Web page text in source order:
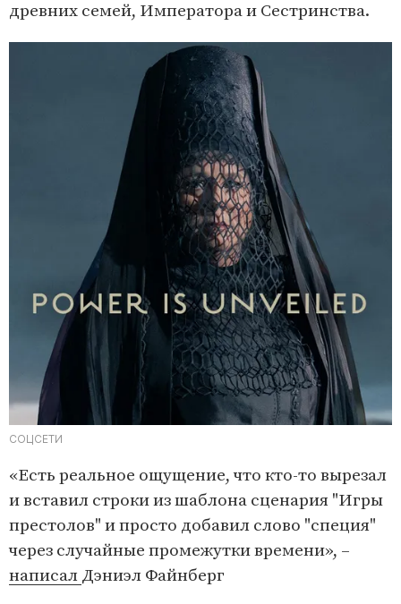
древних семей, Императора и Сестринства.
СОЦСЕТИ
«Есть реальное ощущение, что кто-то вырезал
и вставил строки из шаблона сценария "Игры
престолов" и просто добавил слово "специя"
через случайные промежутки времени», –
написал Дэниэл Файнберг